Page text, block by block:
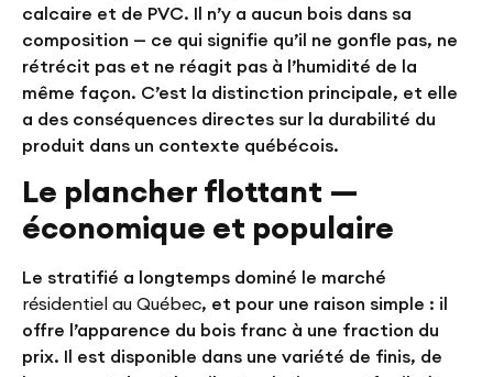
calcaire et de PVC. Il n’y a aucun bois dans sa
composition — ce qui signifie qu’il ne gonfle pas, ne
rétrécit pas et ne réagit pas à l’humidité de la
même façon. C’est la distinction principale, et elle
a des conséquences directes sur la durabilité du
produit dans un contexte québécois.
Le plancher flottant —
économique et populaire
Le stratifié a longtemps dominé le marché
résidentiel au Québec, et pour une raison simple : il
offre l’apparence du bois franc à une fraction du
prix. Il est disponible dans une variété de finis, de